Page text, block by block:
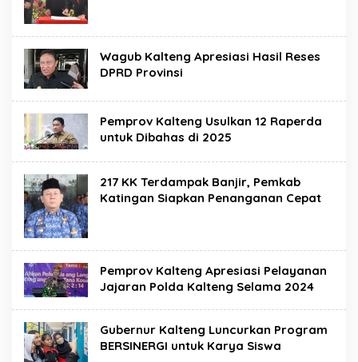
Wagub Kalteng Apresiasi Hasil Reses
DPRD Provinsi
Pemprov Kalteng Usulkan 12 Raperda
untuk Dibahas di 2025
217 KK Terdampak Banjir, Pemkab
Katingan Siapkan Penanganan Cepat
Pemprov Kalteng Apresiasi Pelayanan
Jajaran Polda Kalteng Selama 2024
Gubernur Kalteng Luncurkan Program
BERSINERGI untuk Karya Siswa